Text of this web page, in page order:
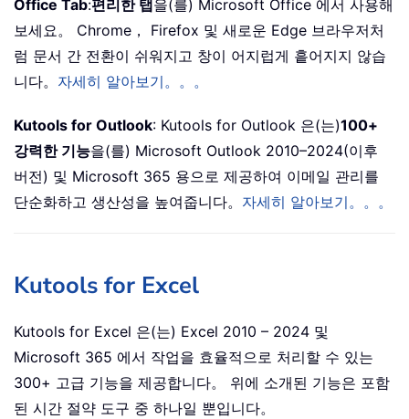
Office Tab:편리한 탭을(를) Microsoft Office 에서 사용해
보세요。 Chrome， Firefox 및 새로운 Edge 브라우저처
럼 문서 간 전환이 쉬워지고 창이 어지럽게 흩어지지 않습
니다。 자세히 알아보기。。。
Kutools for Outlook: Kutools for Outlook 은(는)100+
강력한 기능을(를) Microsoft Outlook 2010–2024(이후
버전) 및 Microsoft 365 용으로 제공하여 이메일 관리를
단순화하고 생산성을 높여줍니다。 자세히 알아보기。。。
Kutools for Excel
Kutools for Excel 은(는) Excel 2010 – 2024 및
Microsoft 365 에서 작업을 효율적으로 처리할 수 있는
300+ 고급 기능을 제공합니다。 위에 소개된 기능은 포함
된 시간 절약 도구 중 하나일 뿐입니다。